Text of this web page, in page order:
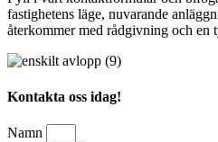
fastighetens läge, nuvarande
återkommer med rådgivning och
Kontakta oss idag!
Namn